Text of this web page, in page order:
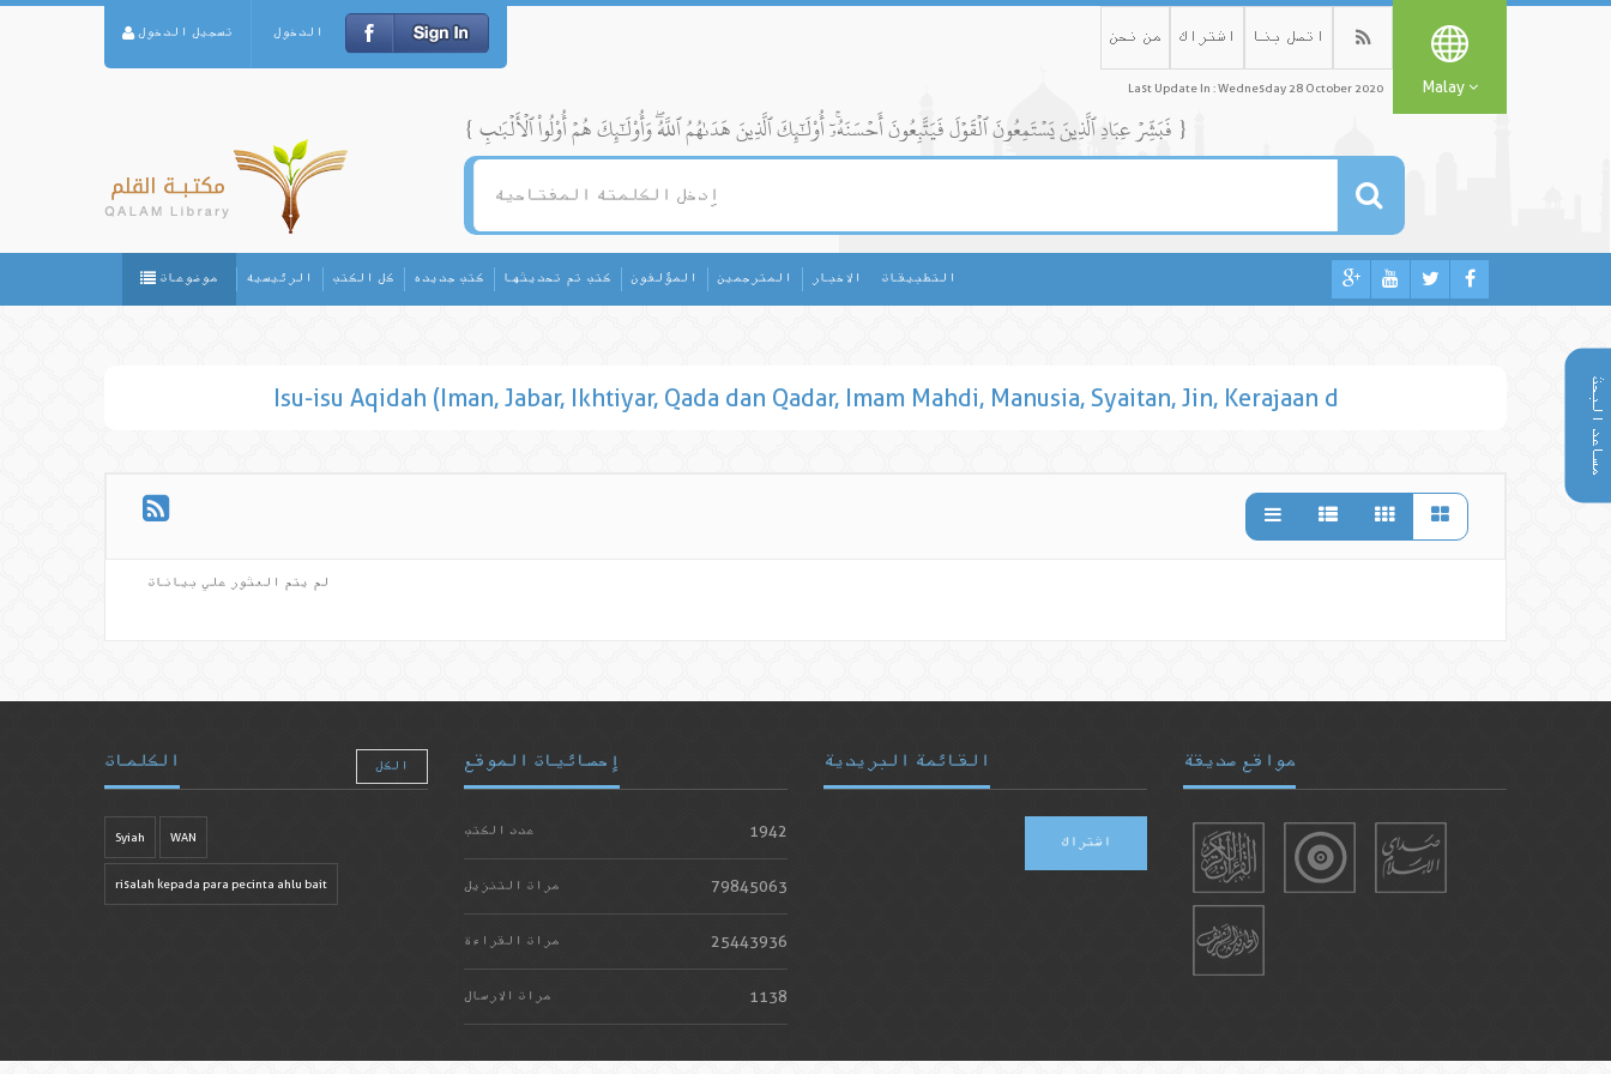
مساعد البحث
تسجيل الدخول الدخول من نحن اشتراك اتصل بنا
Last Update In : Wednesday 28 October 2020 Malay
{ فَبَشِّرۡ عِبَادِ ٱلَّذِينَ يَسۡتَمِعُونَ ٱلۡقَوۡلَ فَيَتَّبِعُونَ أَحۡسَنَهُۥٓۚ أُوْلَٰٓئِكَ ٱلَّذِينَ هَدَىٰهُمُ ٱللَّهُۖ وَأُوْلَٰٓئِكَ هُمۡ أُوْلُواْ ٱلۡأَلۡبَٰبِ }
موضوعات الرئيسيه كل الكتب كتب جديده كتب تم تحديثها المؤلفون المترجمين الاخبار التطبيقات
Isu-isu Aqidah (Iman, Jabar, Ikhtiyar, Qada dan Qadar, Imam Mahdi, Manusia, Syaitan, Jin, Kerajaan d
لم يتم العثور علي بيانات
الكلمات الكل
Syiah WAN
risalah kepada para pecinta ahlu bait
إحصائيات الموقع
عدد الكتب 1942
مرات التنزيل 79845063
مرات القراءة 25443936
مرات الارسال 1138
القائمة البريدية
اشتراك
مواقع صديقة